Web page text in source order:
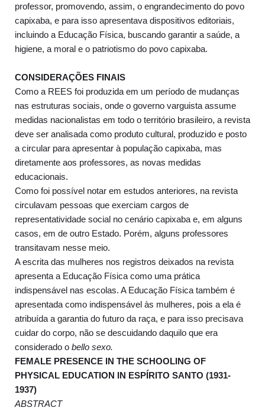
professor, promovendo, assim, o engrandecimento do povo
capixaba, e para isso apresentava dispositivos editoriais,
incluindo a Educação Física, buscando garantir a saúde, a
higiene, a moral e o patriotismo do povo capixaba.
CONSIDERAÇÕES FINAIS
Como a REES foi produzida em um período de mudanças
nas estruturas sociais, onde o governo varguista assume
medidas nacionalistas em todo o território brasileiro, a revista
deve ser analisada como produto cultural, produzido e posto
a circular para apresentar à população capixaba, mas
diretamente aos professores, as novas medidas
educacionais.
Como foi possível notar em estudos anteriores, na revista
circulavam pessoas que exerciam cargos de
representatividade social no cenário capixaba e, em alguns
casos, em de outro Estado. Porém, alguns professores
transitavam nesse meio.
A escrita das mulheres nos registros deixados na revista
apresenta a Educação Física como uma prática
indispensável nas escolas. A Educação Física também é
apresentada como indispensável às mulheres, pois a ela é
atribuída a garantia do futuro da raça, e para isso precisava
cuidar do corpo, não se descuidando daquilo que era
considerado o bello sexo.
FEMALE PRESENCE IN THE SCHOOLING OF
PHYSICAL EDUCATION IN ESPÍRITO SANTO (1931-
1937)
ABSTRACT